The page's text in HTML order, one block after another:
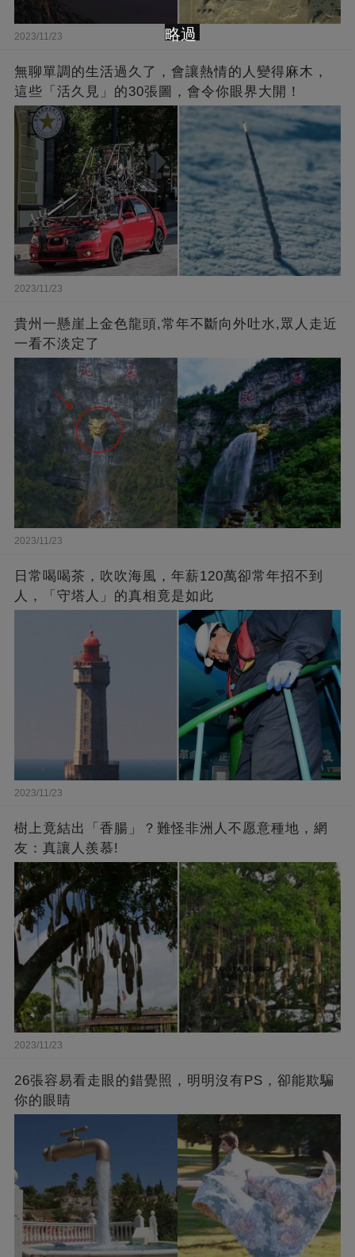
2023/11/23
無聊單調的生活過久了，會讓熱情的人變得麻木，
這些「活久見」的30張圖，會令你眼界大開！
2023/11/23
貴州一懸崖上金色龍頭,常年不斷向外吐水,眾人走近
一看不淡定了
2023/11/23
日常喝喝茶，吹吹海風，年薪120萬卻常年招不到
人，「守塔人」的真相竟是如此
2023/11/23
樹上竟結出「香腸」？難怪非洲人不愿意種地，網
友：真讓人羨慕!
2023/11/23
26張容易看走眼的錯覺照，明明沒有PS，卻能欺騙
你的眼睛
略過